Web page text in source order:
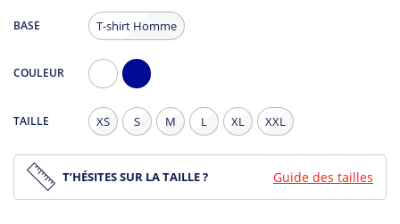
BASE T-shirt Homme
COULEUR
TAILLE XS S M L XL XXL
T’HÉSITES SUR LA TAILLE ? Guide des tailles